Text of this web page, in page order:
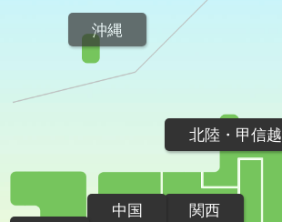
北陸・甲信越
関西
中国
沖縄